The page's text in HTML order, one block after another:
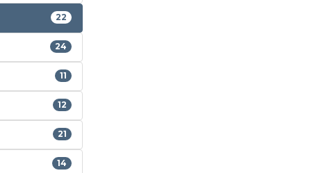
22
24
11
12
21
14